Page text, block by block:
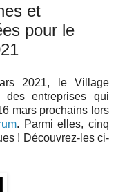
et
pour le
2021, le Village
des entreprises qui
mars prochains lors
. Parmi elles, cinq
! Découvrez-les ci-